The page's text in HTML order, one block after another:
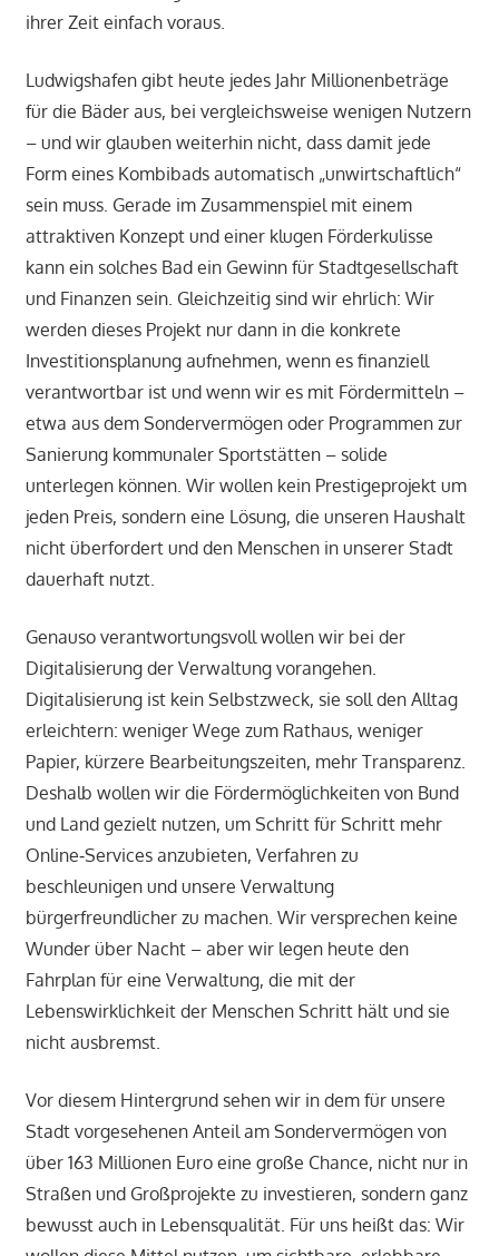
ihrer Zeit einfach voraus.
Ludwigshafen gibt heute jedes Jahr Millionenbeträge
für die Bäder aus, bei vergleichsweise wenigen Nutzern
– und wir glauben weiterhin nicht, dass damit jede
Form eines Kombibads automatisch „unwirtschaftlich“
sein muss. Gerade im Zusammenspiel mit einem
attraktiven Konzept und einer klugen Förderkulisse
kann ein solches Bad ein Gewinn für Stadtgesellschaft
und Finanzen sein. Gleichzeitig sind wir ehrlich: Wir
werden dieses Projekt nur dann in die konkrete
Investitionsplanung aufnehmen, wenn es finanziell
verantwortbar ist und wenn wir es mit Fördermitteln –
etwa aus dem Sondervermögen oder Programmen zur
Sanierung kommunaler Sportstätten – solide
unterlegen können. Wir wollen kein Prestigeprojekt um
jeden Preis, sondern eine Lösung, die unseren Haushalt
nicht überfordert und den Menschen in unserer Stadt
dauerhaft nutzt.
Genauso verantwortungsvoll wollen wir bei der
Digitalisierung der Verwaltung vorangehen.
Digitalisierung ist kein Selbstzweck, sie soll den Alltag
erleichtern: weniger Wege zum Rathaus, weniger
Papier, kürzere Bearbeitungszeiten, mehr Transparenz.
Deshalb wollen wir die Fördermöglichkeiten von Bund
und Land gezielt nutzen, um Schritt für Schritt mehr
Online‑Services anzubieten, Verfahren zu
beschleunigen und unsere Verwaltung
bürgerfreundlicher zu machen. Wir versprechen keine
Wunder über Nacht – aber wir legen heute den
Fahrplan für eine Verwaltung, die mit der
Lebenswirklichkeit der Menschen Schritt hält und sie
nicht ausbremst.
Vor diesem Hintergrund sehen wir in dem für unsere
Stadt vorgesehenen Anteil am Sondervermögen von
über 163 Millionen Euro eine große Chance, nicht nur in
Straßen und Großprojekte zu investieren, sondern ganz
bewusst auch in Lebensqualität. Für uns heißt das: Wir